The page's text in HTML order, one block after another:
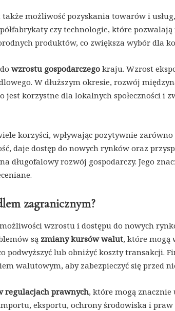
możliwość pozyskania towarów i
czy technologie, które
produktów, co zwiększa wybór dla
wzrostu gospodarczego kraju. Wzrost
W dłuższym okresie, rozwój
jest korzystne dla lokalnych społeczności i
korzyści, wpływając pozytywnie
daje dostęp do nowych rynków oraz
długofalowy rozwój gospodarczy. Jego
zagranicznym?
wzrostu i dostępu do nowych
są zmiany kursów walut, które mogą
podwyższyć lub obniżyć koszty transakcji.
walutowym, aby zabezpieczyć się przed
regulacjach prawnych, które mogą
eksportu, ochrony środowiska i